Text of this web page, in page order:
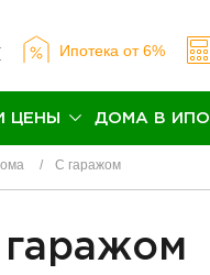
Ипотека от 6%
ЦЕНЫ ДОМА В
С гаражом